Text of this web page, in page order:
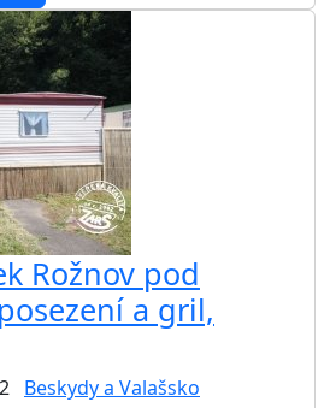
Rožnov pod
a gril,
Beskydy a Valašsko